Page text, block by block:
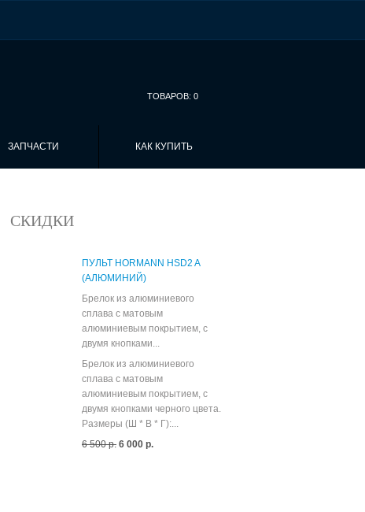
ТОВАРОВ: 0
ЗАПЧАСТИ КАК КУПИТЬ
СКИДКИ
ПУЛЬТ HORMANN HSD2 A
(АЛЮМИНИЙ)
Брелок из алюминиевого
сплава с матовым
алюминиевым покрытием, с
двумя кнопками...
Брелок из алюминиевого
сплава с матовым
алюминиевым покрытием, с
двумя кнопками черного цвета.
Размеры (Ш * В * Г):...
6 500 р. 6 000 р.